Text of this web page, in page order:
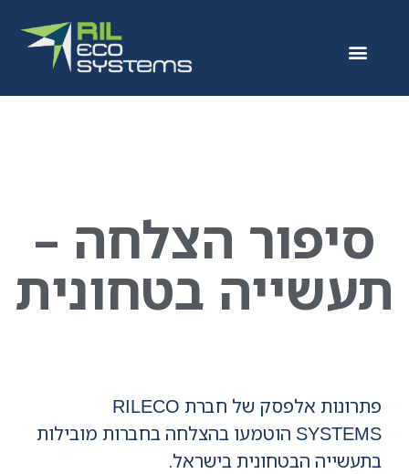
סיפור הצלחה –
תעשייה בטחונית
פתרונות אלפסק של חברת RILECO
SYSTEMS הוטמעו בהצלחה בחברות מובילות
בתעשייה הבטחונית בישראל.